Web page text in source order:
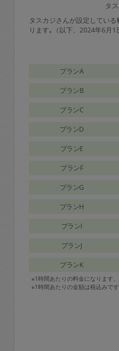
タ
タスカジさんが設定してい
ります｡（以下、2024年6月1
プランA
プランB
プランC
プランD
プランE
プランF
プランG
プランH
プランI
プランJ
プランK
※1時間あたりの料金になります。
※1時間あたりの金額は税込みで